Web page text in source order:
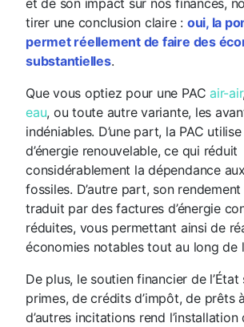
tirer une conclusion claire : oui, la
permet réellement de faire des
substantielles.
Que vous optiez pour une PACair-air,
eau, ou toute autre variante, les
indéniables. D’une part, la PAC
d’énergie renouvelable, ce qui réduit
considérablement la dépendance
fossiles. D’autre part, son
traduit par des factures d’énergie
réduites, vous permettant ainsi de
économies notables tout au long de
De plus, le soutien financier de
primes, de crédits d’impôt, de prêts
d’autres incitations rend l’installation